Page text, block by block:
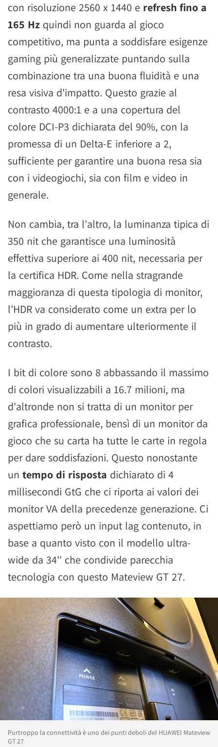
con risoluzione 2560 x 1440 e refresh fino a
165 Hz quindi non guarda al gioco
competitivo, ma punta a soddisfare esigenze
gaming più generalizzate puntando sulla
combinazione tra una buona fluidità e una
resa visiva d'impatto. Questo grazie al
contrasto 4000:1 e a una copertura del
colore DCI-P3 dichiarata del 90%, con la
promessa di un Delta-E inferiore a 2,
sufficiente per garantire una buona resa sia
con i videogiochi, sia con film e video in
generale.
Non cambia, tra l'altro, la luminanza tipica di
350 nit che garantisce una luminosità
effettiva superiore ai 400 nit, necessaria per
la certifica HDR. Come nella stragrande
maggioranza di questa tipologia di monitor,
l'HDR va considerato come un extra per lo
più in grado di aumentare ulteriormente il
contrasto.
I bit di colore sono 8 abbassando il massimo
di colori visualizzabili a 16.7 milioni, ma
d'altronde non si tratta di un monitor per
grafica professionale, bensì di un monitor da
gioco che su carta ha tutte le carte in regola
per dare soddisfazioni. Questo nonostante
un tempo di risposta dichiarato di 4
millisecondi GtG che ci riporta ai valori dei
monitor VA della precedenze generazione. Ci
aspettiamo però un input lag contenuto, in
base a quanto visto con il modello ultra-
wide da 34'' che condivide parecchia
tecnologia con questo Mateview GT 27.
Purtroppo la connettività è uno dei punti deboli del HUAWEI Mateview
GT 27